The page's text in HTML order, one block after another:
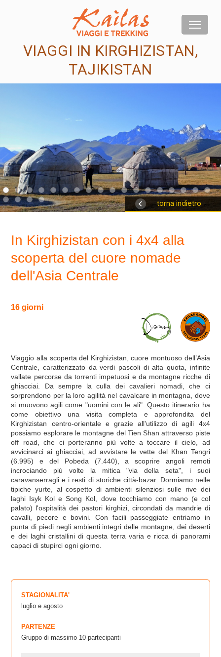
VIAGGI IN KIRGHIZISTAN,
TAJIKISTAN
torna indietro
In Kirghizistan con i 4x4 alla
scoperta del cuore nomade
dell'Asia Centrale
16 giorni
Viaggio alla scoperta del Kirghizistan, cuore montuoso dell’Asia
Centrale, caratterizzato da verdi pascoli di alta quota, infinite
vallate percorse da torrenti impetuosi e da montagne ricche di
ghiacciai. Da sempre la culla dei cavalieri nomadi, che ci
sorprendono per la loro agilità nel cavalcare in montagna, dove
si muovono agili come "uomini con le ali". Questo itinerario ha
come obiettivo una visita completa e approfondita del
Kirghizistan centro-orientale e grazie all'utilizzo di agili 4x4
possiamo esplorare le montagne del Tien Shan attraverso piste
off road, che ci porteranno più volte a toccare il cielo, ad
avvicinarci ai ghiacciai, ad avvistare le vette del Khan Tengri
(6.995) e del Pobeda (7.440), a scoprire angoli remoti
incrociando più volte la mitica "via della seta", i suoi
caravanserragli e i resti di storiche città-bazar. Dormiamo nelle
tipiche yurte, al cospetto di ambienti silenziosi sulle rive dei
laghi Isyk Kol e Song Kol, dove tocchiamo con mano (e col
palato) l'ospitalità dei pastori kirghizi, circondati da mandrie di
cavalli, pecore e bovini. Con facili passeggiate entriamo in
punta di piedi negli ambienti integri delle montagne, dei deserti
e dei laghi cristallini di questa terra varia e ricca di panorami
capaci di stupirci ogni giorno.
STAGIONALITA'
luglio e agosto
PARTENZE
Gruppo di massimo 10 partecipanti